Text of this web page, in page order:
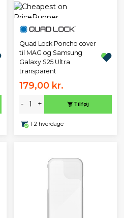
Quad Lock Poncho cover
til MAG og Samsung
Galaxy S25 Ultra
transparent
179,00 kr.
- + Tilføj
1-2 hverdage